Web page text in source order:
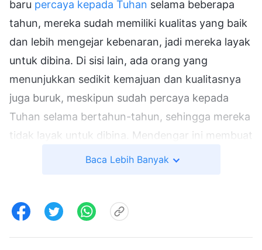
baru percaya kepada Tuhan selama beberapa
tahun, mereka sudah memiliki kualitas yang baik
dan lebih mengejar kebenaran, jadi mereka layak
untuk dibina. Di sisi lain, ada orang yang
menunjukkan sedikit kemajuan dan kualitasnya
juga buruk, meskipun sudah percaya kepada
Tuhan selama bertahun-tahun, sehingga mereka
tidak layak untuk dibina. Mendengar ini membuat
hatiku sangat pedih dan kupikir, "Apa aku bukan
pekerjaan urusan umum, tanpa kesempatan
Baca Lebih Banyak